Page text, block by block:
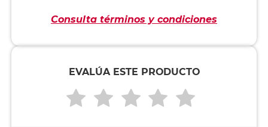
Consulta términos y condiciones
EVALÚA ESTE PRODUCTO